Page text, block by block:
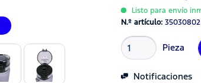
Listo para envío
N.º artículo:35030802
Pieza
Notificaciones